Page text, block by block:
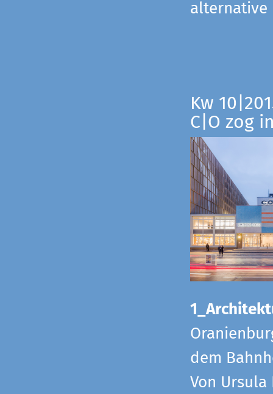
alternative
Kw
C|O zog
dem
Von Ursula